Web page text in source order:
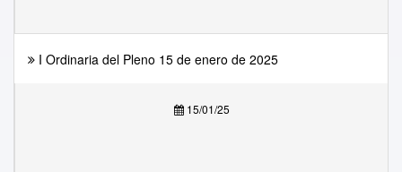
I Ordinaria del Pleno 15 de enero de 2025
15/01/25